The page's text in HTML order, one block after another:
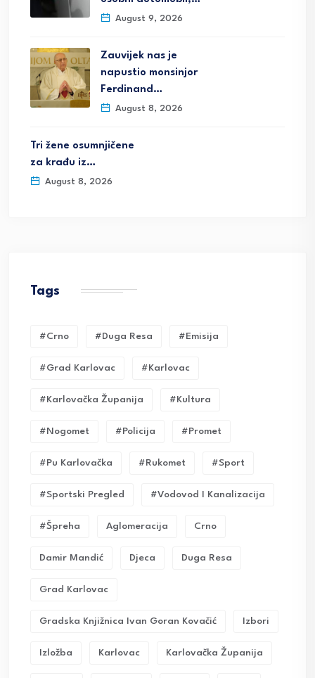
August 9, 2026
Zauvijek nas je
napustio monsinjor
Ferdinand…
August 8, 2026
Tri žene osumnjičene
za krađu iz…
August 8, 2026
Tags
#crno #duga Resa #emisija
#grad Karlovac #karlovac
#karlovačka Županija #kultura
#nogomet #policija #promet
#pu Karlovačka #rukomet #sport
#sportski Pregled #vodovod I Kanalizacija
#Špreha Aglomeracija Crno
Damir Mandić Djeca Duga Resa
Grad Karlovac
Gradska Knjižnica Ivan Goran Kovačić Izbori
Izložba Karlovac Karlovačka Županija